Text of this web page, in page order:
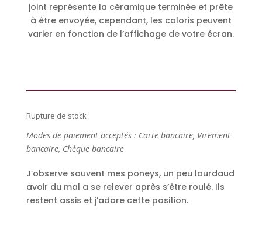
joint représente la céramique terminée et prête
à être envoyée, cependant, les coloris peuvent
varier en fonction de l’affichage de votre écran.
Rupture de stock
Modes de paiement acceptés : Carte bancaire, Virement
bancaire, Chèque bancaire
J’observe souvent mes poneys, un peu lourdaud
avoir du mal a se relever après s’être roulé. Ils
restent assis et j’adore cette position.